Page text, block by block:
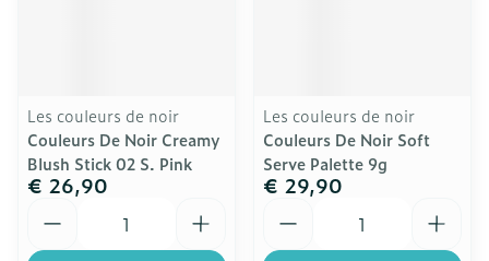
Les couleurs de noir
Couleurs De Noir Creamy
Blush Stick 02 S. Pink
€ 26,90
Les couleurs de noir
Couleurs De Noir Soft
Serve Palette 9g
€ 29,90